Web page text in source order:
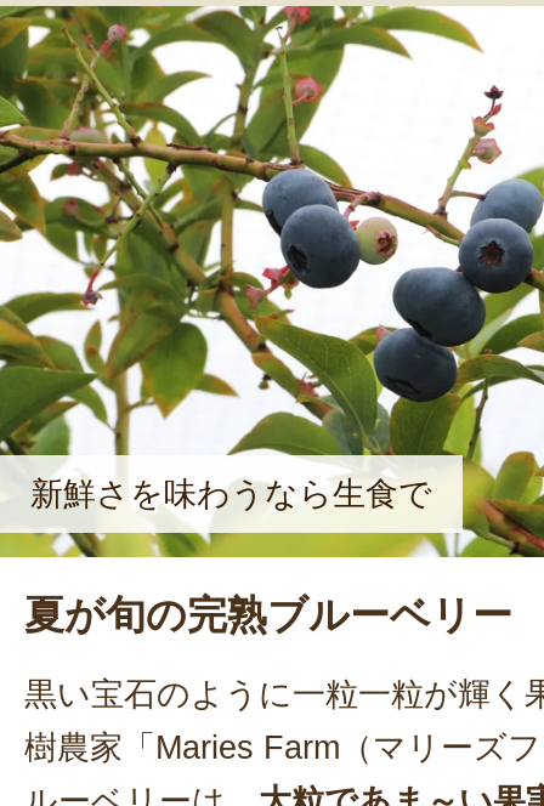
た。「品種ごとに個性があって、土
い）を試行錯誤をしています。それ
が成長していくのが面白いです」と
感じているという。2022年7月から
ーベリー狩り体験をスタート。「ブ
品種を増やしていって観光農園を知
沼にもブルーベリー狩りを定着させ
で話した。
新鮮さを味わうなら生食で
夏が旬の完熟ブルーベリー
黒い宝石のように一粒一粒が輝く
樹農家「Maries Farm（マリーズ